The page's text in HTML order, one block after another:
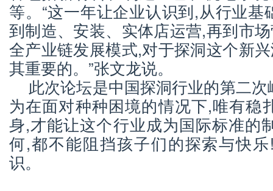
等。“这一年让企业认识到,从行业基
到制造、安装、实体店运营,再到市
全产业链发展模式,对于探洞这个新
其重要的。”张文龙说。
此次论坛是中国探洞行业的第二
为在面对种种困境的情况下,唯有稳
身,才能让这个行业成为国际标准的
何,都不能阻挡孩子们的探索与快
识。